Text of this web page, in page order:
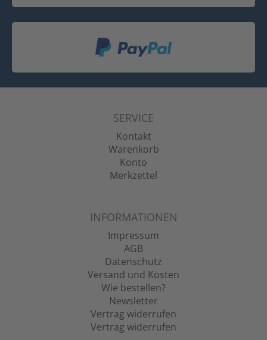
SERVICE
Kontakt
Warenkorb
Konto
Merkzettel
INFORMATIONEN
Impressum
AGB
Datenschutz
Versand und Kosten
Wie bestellen?
Newsletter
Vertrag widerrufen
Vertrag widerrufen